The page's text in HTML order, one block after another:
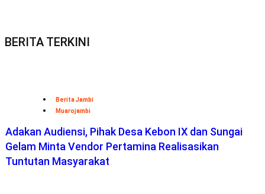
BERITA TERKINI
Berita Jambi
Muarojambi
Adakan Audiensi, Pihak Desa Kebon IX dan Sungai
Gelam Minta Vendor Pertamina Realisasikan
Tuntutan Masyarakat